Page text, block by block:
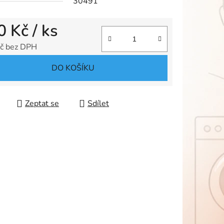
Kč/ ks
bez DPH
DO KOŠÍKU
Zeptat se Sdílet